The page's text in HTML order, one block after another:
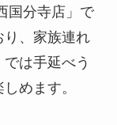
国分寺店」で
り、家族連れ
は手延べう
めます。